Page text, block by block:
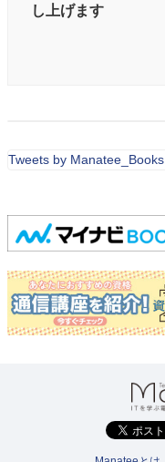
し上げます
Tweets by Manatee_Books